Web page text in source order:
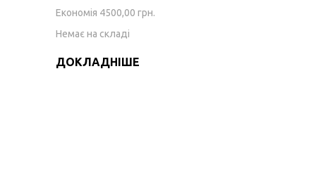
Економія 4500,00 грн.
Немає на складі
ДОКЛАДНІШЕ